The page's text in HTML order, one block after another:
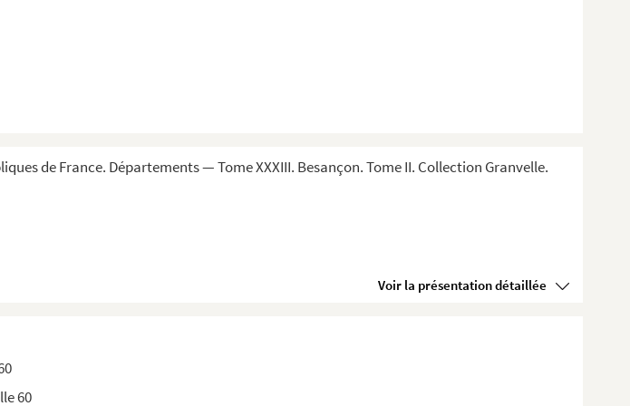
de France. Départements — Tome XXXIII. Besançon. Tome II. Collection Granvelle.
Voir la présentation détaillée
de novembre ...
des Romains...
l'Em...
(sic) »
suorum in...
Copie. Al...
60